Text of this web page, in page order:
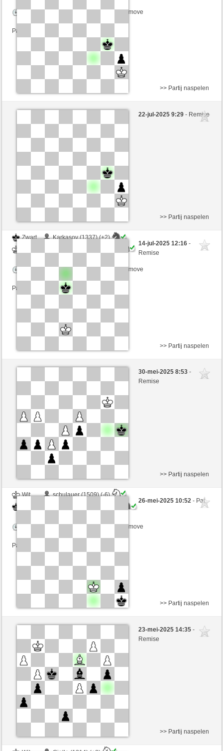
Speelduur: 9 minutes/side + 8 seconds/move
Partij telt mee voor de ranglijst
Zwart
Cytrynka50 (1245) (+5)
>> Partij naspelen
22-jul-2025 9:29- Remise
Zwart
Karkasov (1337) (+2)
Speelduur: 9 minutes/side + 8 seconds/move
Partij telt mee voor de ranglijst
>> Partij naspelen
14-jul-2025 12:16-
Remise
Zwart
Joaqin (1294) (+3)
Speelduur: 9 minutes/side + 8 seconds/move
Partij telt mee voor de ranglijst
>> Partij naspelen
30-mei-2025 8:53-
Remise
Wit
schulauer (1509) (-6)
Speelduur: 9 minutes/side + 8 seconds/move
Partij telt mee voor de ranglijst
>> Partij naspelen
26-mei-2025 10:52- Pat
Zwart
DDay14 (1242) (+7)
Speelduur: 9 minutes/side + 8 seconds/move
Partij telt mee voor de ranglijst
>> Partij naspelen
23-mei-2025 14:35-
Remise
>> Partij naspelen